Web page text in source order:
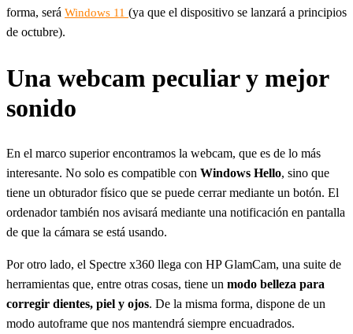
forma, será Windows 11 (ya que el dispositivo se lanzará a principios
de octubre).
Una webcam peculiar y mejor
sonido
En el marco superior encontramos la webcam, que es de lo más
interesante. No solo es compatible con Windows Hello, sino que
tiene un obturador físico que se puede cerrar mediante un botón. El
ordenador también nos avisará mediante una notificación en pantalla
de que la cámara se está usando.
Por otro lado, el Spectre x360 llega con HP GlamCam, una suite de
herramientas que, entre otras cosas, tiene un modo belleza para
corregir dientes, piel y ojos. De la misma forma, dispone de un
modo autoframe que nos mantendrá siempre encuadrados.